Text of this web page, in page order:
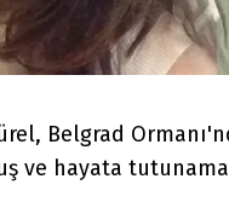
Belgrad
ve hayata